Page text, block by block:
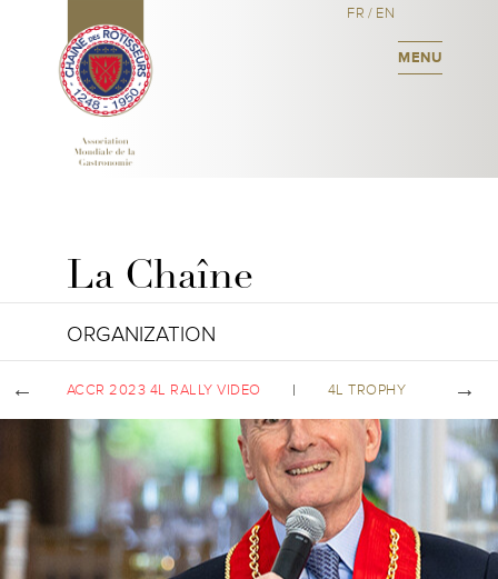
FR / EN
MENU
La Chaîne
ORGANIZATION
ACCR 2023 4L RALLY VIDEO 4L TROPHY